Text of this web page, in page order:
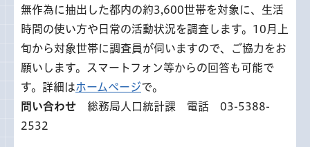
無作為に抽出した都内の約3,600世帯を対象に、生活
時間の使い方や日常の活動状況を調査します。10月上
旬から対象世帯に調査員が伺いますので、ご協力をお
願いします。スマートフォン等からの回答も可能で
す。詳細はホームページで。
問い合わせ 総務局人口統計課 電話 03-5388-
2532